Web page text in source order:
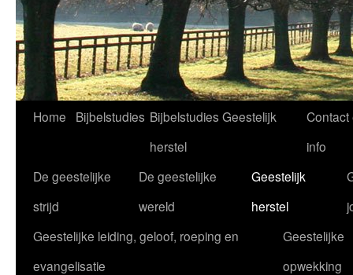
Home Bijbelstudies Bijbelstudies Geestelijk
herstel
Contact
info
De geestelijke
strijd
De geestelijke
wereld
Geestelijk
herstel
Geestelijke leiding, geloof, roeping en
evangelisatie
Geestelijke
opwekking